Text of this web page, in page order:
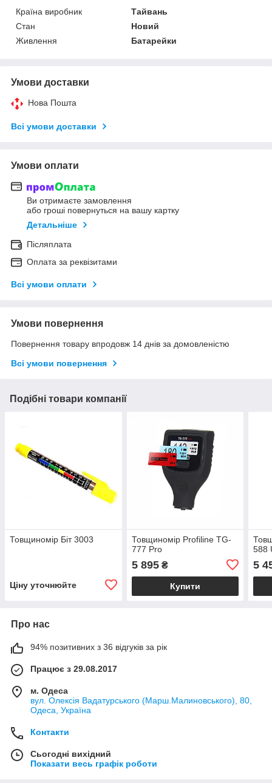
Країна виробник
Тайвань
Стан
Новий
Живлення
Батарейки
Умови доставки
Нова Пошта
Всі умови доставки
Умови оплати
Ви отримаєте замовлення
або гроші повернуться на вашу картку
Детальніше
Післяплата
Оплата за реквізитами
Всі умови оплати
Умови повернення
Повернення товару впродовж 14 днів за домовленістю
Всі умови повернення
Подібні товари компанії
Товщиномір Біт 3003
Ціну уточнюйте
Товщиномір Profiline ТG-
777 Pro
5 895₴
Купити
588
5
Про нас
94% позитивних з 36 відгуків за рік
Працює з 29.08.2017
м. Одеса
вул. Олексія Вадатурського (Марш.Малиновського), 80,
Одеса, Україна
Контакти
Сьогодні вихідний
Показати весь графік роботи